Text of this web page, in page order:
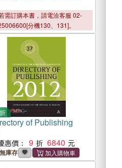
需訂購本書，請電洽客服 02-
分機130、131]。
of Publishing
惠價： 9 6840
庫存